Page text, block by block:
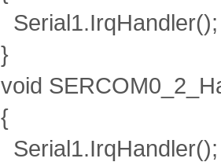
Serial1.IrqHandler();
}
void
{
Serial1.IrqHandler();